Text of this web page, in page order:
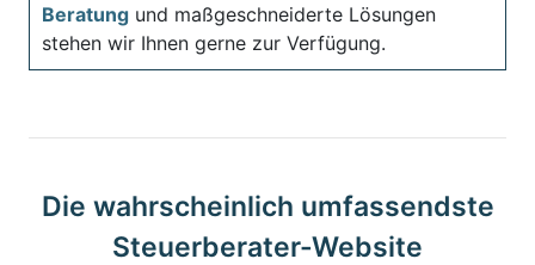
Beratung und maßgeschneiderte Lösungen
stehen wir Ihnen gerne zur Verfügung.
Die wahrscheinlich umfassendste
Steuerberater-Website